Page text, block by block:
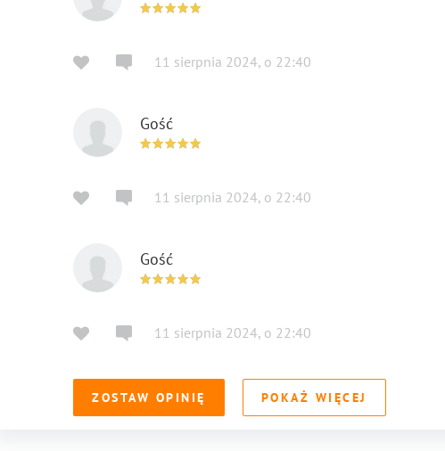
11 sierpnia 2024, o 22:40
Gość
11 sierpnia 2024, o 22:40
Gość
11 sierpnia 2024, o 22:40
ZOSTAW OPINIĘ POKAŻ WIĘCEJ